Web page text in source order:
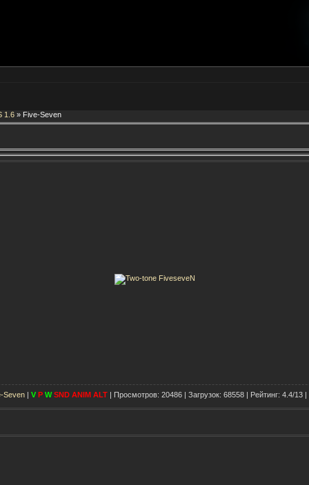
1.6 » Five-Seven
Seven | V P W SND ANIM ALT | Просмотров: 20486 | Загрузок: 68558 | Рейтинг: 4.4/13 |